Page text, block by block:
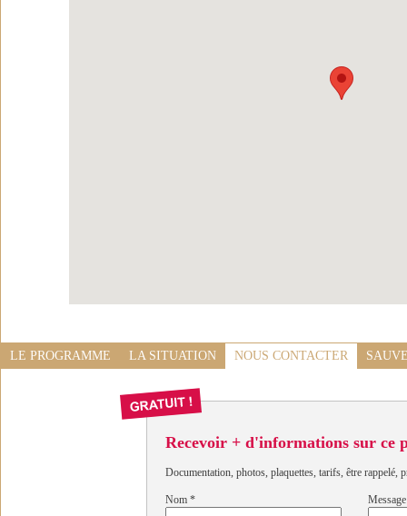
LE PROGRAMME LA SITUATION NOUS CONTACTER
Recevoir + d'informations sur ce
Documentation, photos, plaquettes, tarifs, être rappelé,
Nom * Message